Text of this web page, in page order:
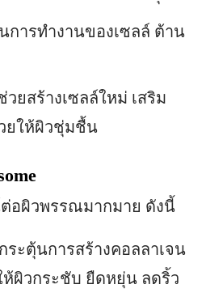
การทำงานของเซลล์ ต้าน
วยสร้างเซลล์ใหม่ เสริม
ยให้ผิวชุ่มชื้น
ต่อผิวพรรณมากมาย ดังนี้
กระตุ้นการสร้างคอลลาเจน
ผิวกระชับ ยืดหยุ่น ลดริ้ว